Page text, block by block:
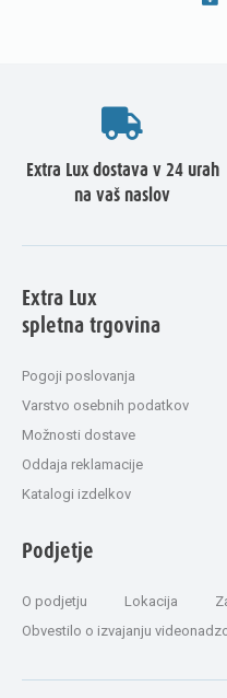
Extra Lux dostava v 24 urah
na vaš naslov
Extra Lux
spletna trgovina
Pogoji poslovanja
Varstvo osebnih podatkov
Možnosti dostave
Oddaja reklamacije
Katalogi izdelkov
Podjetje
O podjetju Lokacija
Obvestilo o izvajanju